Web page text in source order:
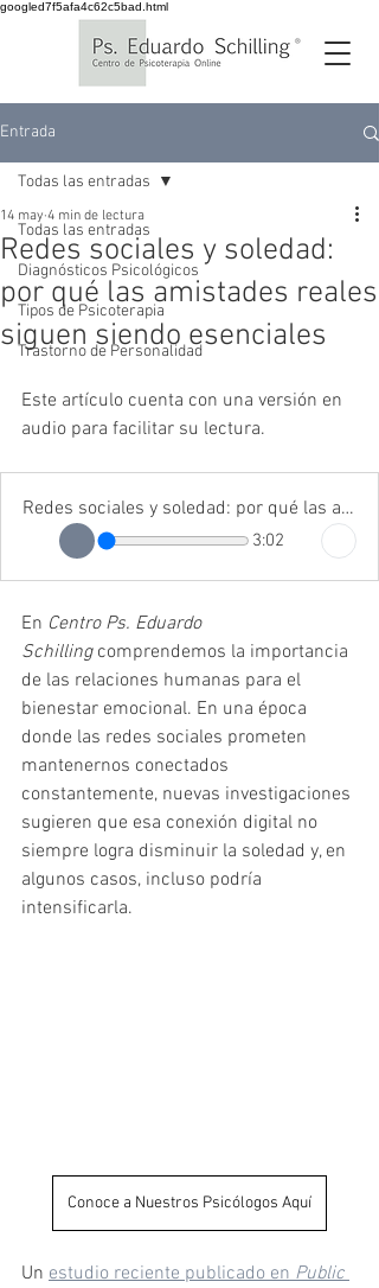
googled7f5afa4c62c5bad.html
Entrada
Todas las entradas
Diagnósticos Psicológicos
Tipos de Psicoterapia
Trastorno de Personalidad
Todas las entradas
Redes sociales y soledad:
por qué las amistades reales
siguen siendo esenciales
14 may 4 min de lectura
Este artículo cuenta con una versión en
audio para facilitar su lectura.
Redes sociales y soledad: por qué las amistades reales siguen siendo esenciales
3:02
En Centro Ps. Eduardo
Schilling comprendemos la importancia
de las relaciones humanas para el
bienestar emocional. En una época
donde las redes sociales prometen
mantenernos conectados
constantemente, nuevas investigaciones
sugieren que esa conexión digital no
siempre logra disminuir la soledad y, en
algunos casos, incluso podría
intensificarla.
Conoce a Nuestros Psicólogos Aquí
Un estudio reciente publicado en Public